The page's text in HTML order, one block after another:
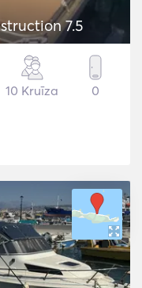
7.5
10 Kruīza 0